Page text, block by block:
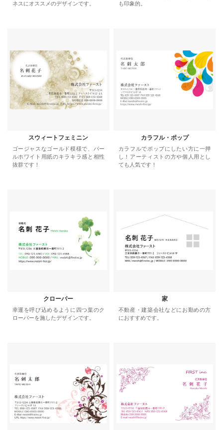
ネスにオススメのデザインです。
も印象的。
スウィートフェミニン
ゴージャスなゴールド模様で、パー
ルホワイト用紙のキラキラ感と相性
抜群です！
カラフル・ポップ
カラフルでポップにしたい方に一押
し！アーティストの方や個人用とし
ても人気です！
クローバー
幸運を呼び込めるように四つ葉のク
ローバーを施したデザインです。
家
不動産・建築会社などにお勤めの方
におすすめです。